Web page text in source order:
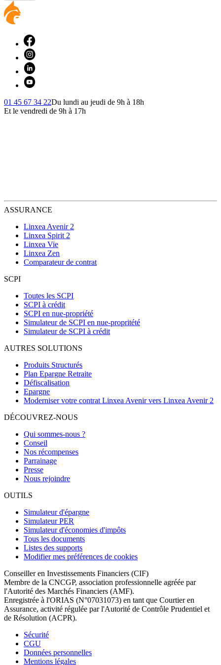
01 45 67 34 22Du lundi au jeudi de 9h à 18h
Et le vendredi de 9h à 17h
ASSURANCE
Linxea Avenir 2
Linxea Spirit 2
Linxea Vie
Linxea Zen
Comparateur de contrat
SCPI
Toutes les SCPI
SCPI à crédit
SCPI en nue-propriété
Simulateur de SCPI en nue-propritété
Simulateur de SCPI à crédit
AUTRES SOLUTIONS
Produits Structurés
Plan Epargne Retraite
Défiscalisation
Epargne
Moderniser votre contrat Linxea Avenir vers Linxea Avenir 2
DÉCOUVREZ-NOUS
Qui sommes-nous ?
Conseil
Nos récompenses
Parrainage
Presse
Nous rejoindre
OUTILS
Simulateur d'épargne
Simulateur PER
Simulateur d'économies d'impôts
Tous les documents
Listes des supports
Modifier mes préférences de cookies
Conseiller en Investissements Financiers (CIF)
Membre de la CNCGP, association professionnelle agréée par
l'Autorité des Marchés Financiers (AMF).
Enregistrée à l'ORIAS (N°07031073) en tant que Courtier en
Assurance, activité régulée par l'Autorité de Contrôle Prudentiel et
de Résolution (ACPR).
Sécurité
CGU
Données personnelles
Mentions légales